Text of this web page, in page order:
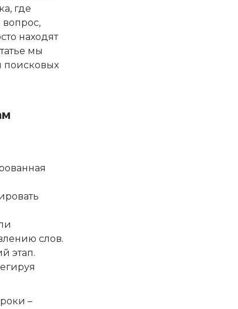
где
вопрос,
находят
мы
поисковых
слов.
этап.
–